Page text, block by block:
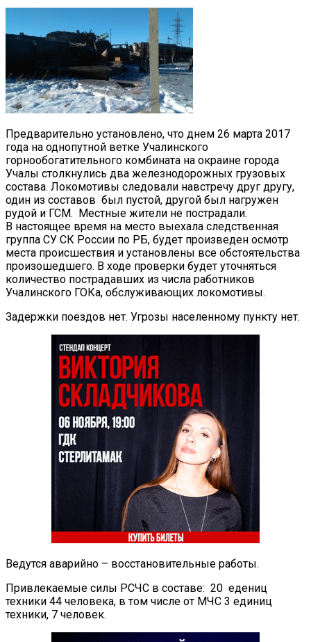
Предварительно установлено, что днем 26 марта 2017
года на однопутной ветке Учалинского
горнообогатительного комбината на окраине города
Учалы столкнулись два железнодорожных грузовых
состава. Локомотивы следовали навстречу друг другу,
один из составов был пустой, другой был нагружен
рудой и ГСМ. Местные жители не пострадали.
В настоящее время на место выехала следственная
группа СУ СК России по РБ, будет произведен осмотр
места происшествия и установлены все обстоятельства
произошедшего. В ходе проверки будет уточняться
количество пострадавших из числа работников
Учалинского ГОКа, обслуживающих локомотивы.
Задержки поездов нет. Угрозы населенному пункту нет.
Ведутся аварийно – восстановительные работы.
Привлекаемые силы РСЧС в составе: 20 едениц
техники 44 человека, в том числе от МЧС 3 единиц
техники, 7 человек.